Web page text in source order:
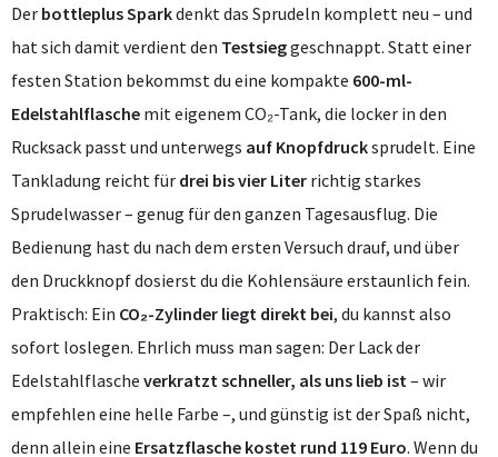
Der bottleplus Sparkdenkt das Sprudeln komplett neu – und
hat sich damit verdient den Testsieggeschnappt. Statt einer
festen Station bekommst du eine kompakte 600-ml-
Edelstahlflasche mit eigenem CO₂-Tank, die locker in den
Rucksack passt und unterwegs auf Knopfdrucksprudelt. Eine
Tankladung reicht für drei bis vier Liter richtig starkes
Sprudelwasser – genug für den ganzen Tagesausflug. Die
Bedienung hast du nach dem ersten Versuch drauf, und über
den Druckknopf dosierst du die Kohlensäure erstaunlich fein.
Praktisch: Ein CO₂-Zylinder liegt direkt bei, du kannst also
sofort loslegen. Ehrlich muss man sagen: Der Lack der
Edelstahlflasche verkratzt schneller, als uns lieb ist – wir
empfehlen eine helle Farbe –, und günstig ist der Spaß nicht,
denn allein eine Ersatzflasche kostet rund 119 Euro. Wenn du